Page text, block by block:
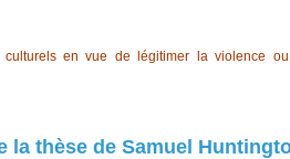
culturels en vue de légitimer la violence
thèse de Samuel